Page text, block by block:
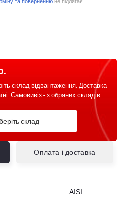
склад відвантаження. Доставка
Самовивіз - з обраних складів
склад
Оплата і доставка
AISI